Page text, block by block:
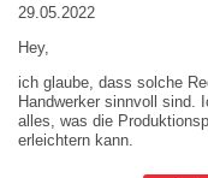
29.05.2022
Hey,
ich glaube, dass solche
Handwerker sinnvoll sind.
alles, was die
erleichtern kann.